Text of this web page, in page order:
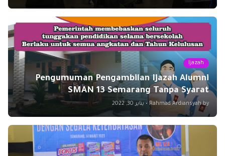
Ijazah
Pengumuman Pengambilan Ijazah Alumni
SMAN 13 Semarang Tanpa Syarat
by
Rahmad Ardiansyah
• يناير 30, 2022